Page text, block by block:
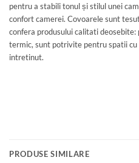
pentru a stabili tonul și stilul unei
confort camerei. Covoarele sunt
confera produsului calitati
termic, sunt potrivite pentru spatii
intretinut.
PRODUSE SIMILARE